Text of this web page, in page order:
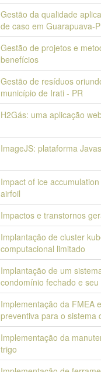
Gestão da qualidade
de caso em Guarapuava-
Gestão de projetos e
benefícios
Gestão de resíduos
município de Irati - PR
H2Gás: uma aplicação
ImageJS: plataforma
Impact of ice
airfoil
Impactos e transtornos
Implantação de cluster
computacional limitado
Implantação de um
condomínio fechado e
Implementação da FMEA
preventiva para o sistema
Implementação da
trigo